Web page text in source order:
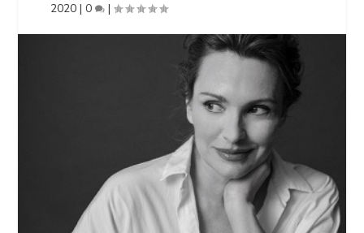
2020 |0 |